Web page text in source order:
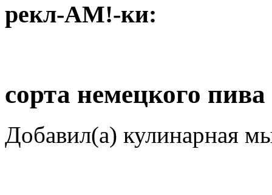
рекл-АМ!-ки:
сорта немецкого пива
Добавил(а) кулинарная